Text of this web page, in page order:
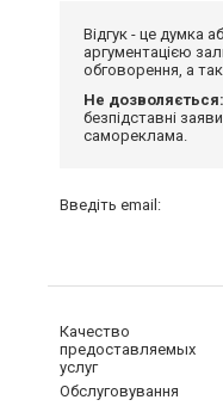
Відгук - це думка
аргументацією
обговорення, а
Не дозволяється:
безпідставні
самореклама.
Введіть email:
Качество
предоставляемых
услуг
Обслуговування